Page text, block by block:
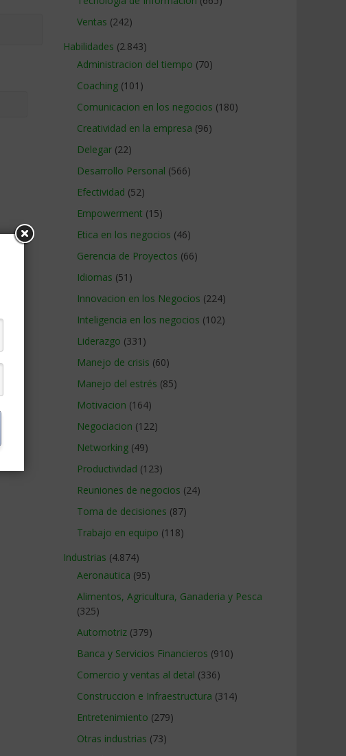
Ventas (242)
Habilidades (2.843)
Administracion del tiempo (70)
Coaching (101)
Comunicacion en los negocios (180)
Creatividad en la empresa (96)
Delegar (22)
Desarrollo Personal (566)
Efectividad (52)
Empowerment (15)
Etica en los negocios (46)
Gerencia de Proyectos (66)
Idiomas (51)
Innovacion en los Negocios (224)
Inteligencia en los negocios (102)
Liderazgo (331)
Manejo de crisis (60)
Manejo del estrés (85)
Motivacion (164)
Negociacion (122)
Networking (49)
Productividad (123)
Reuniones de negocios (24)
Toma de decisiones (87)
Trabajo en equipo (118)
Industrias (4.874)
Aeronautica (95)
Alimentos, Agricultura, Ganaderia y Pesca
(325)
Automotriz (379)
Banca y Servicios Financieros (910)
Comercio y ventas al detal (336)
Construccion e Infraestructura (314)
Entretenimiento (279)
Otras industrias (73)